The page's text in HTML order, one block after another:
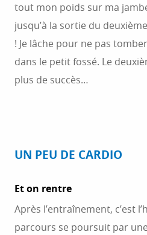
tout mon poids sur ma
jusqu’à la sortie du
! Je lâche pour ne pas
dans le petit fossé. Le
plus de succès…
UN PEU DE CARDIO
Et on rentre
Après l’entraînement, c’est
parcours se poursuit par